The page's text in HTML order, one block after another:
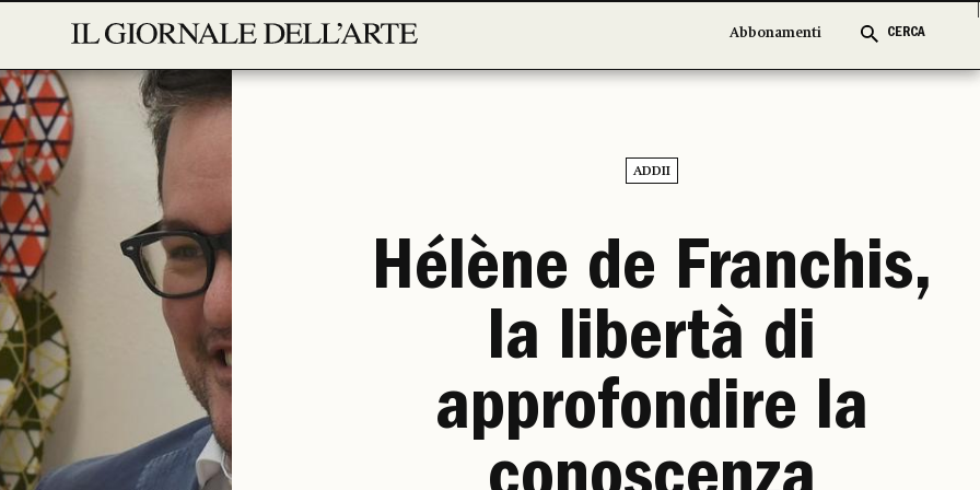
Abbonamenti CERCA
Abbonamenti CERCA
ADDII
Hélène de Franchis,
la libertà di
approfondire la